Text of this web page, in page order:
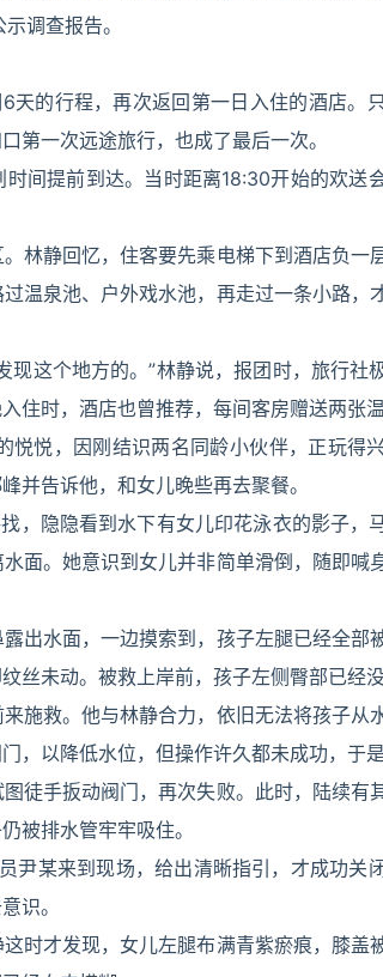
调查报告。
天的行程，再次返回第一日入住的酒店。
第一次远途旅行，也成了最后一次。
间提前到达。当时距离18:30开始的欢送
林静回忆，住客要先乘电梯下到酒店负一
温泉池、户外戏水池，再走过一条小路，
现这个地方的。”林静说，报团时，旅行社
住时，酒店也曾推荐，每间客房赠送两张温
悦悦，因刚结识两名同龄小伙伴，正玩得
并告诉他，和女儿晚些再去聚餐。
，隐隐看到水下有女儿印花泳衣的影子，
面。她意识到女儿并非简单滑倒，随即喊
出水面，一边摸索到，孩子左腿已经全部
丝未动。被救上岸前，孩子左侧臀部已经没
施救。他与林静合力，依旧无法将孩子从
，以降低水位，但操作许久都未成功，于
徒手扳动阀门，再次失败。此时，陆续有
被排水管牢牢吸住。
尹某来到现场，给出清晰指引，才成功关
识。
时才发现，女儿左腿布满青紫瘀痕，膝盖